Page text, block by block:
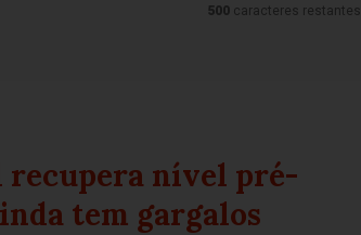
500 caracteres restantes.
recupera nível pré-
tem gargalos